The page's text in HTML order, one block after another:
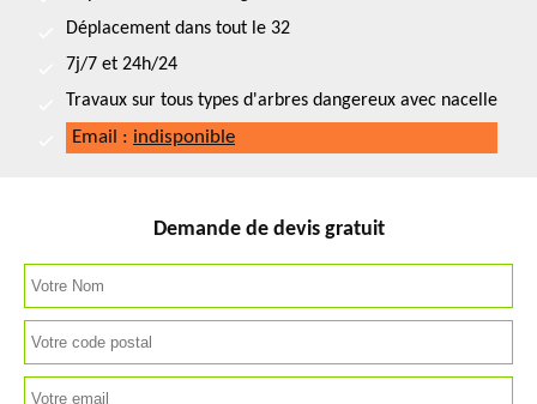
Déplacement dans tout le 32
7j/7 et 24h/24
Travaux sur tous types d'arbres dangereux avec nacelle
Email : indisponible
Demande de devis gratuit